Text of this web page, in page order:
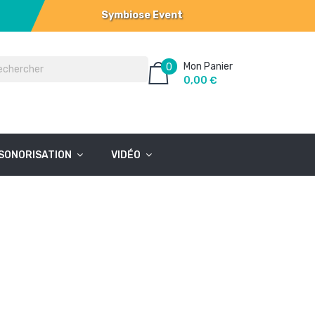
Symbiose Event
Mon Panier
0
0,00 €
VIDÉO